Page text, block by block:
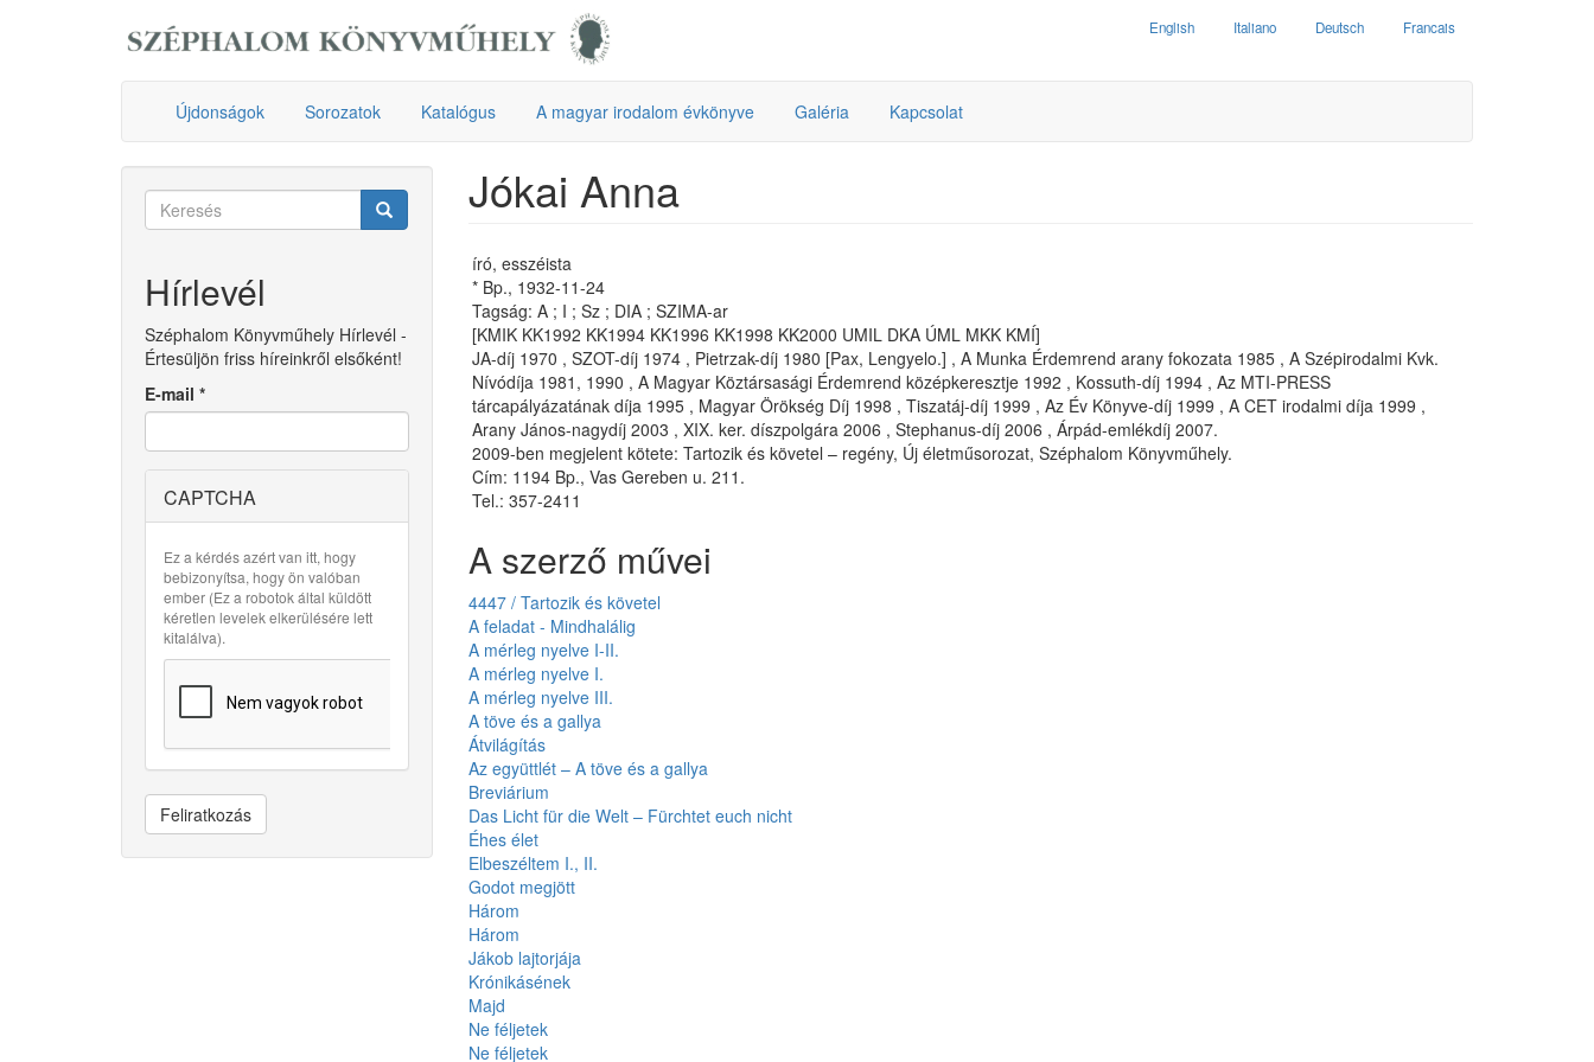
English Italiano Deutsch Francais
Újdonságok Sorozatok Katalógus A magyar irodalom évkönyve Galéria Kapcsolat
Keresés
Hírlevél
Széphalom Könyvműhely Hírlevél -
Értesüljön friss híreinkről elsőként!
E-mail *
CAPTCHA
Ez a kérdés azért van itt, hogy
bebizonyítsa, hogy ön valóban
ember (Ez a robotok által küldött
kéretlen levelek elkerülésére lett
kitalálva).
Feliratkozás
Jókai Anna
író, esszéista
* Bp., 1932-11-24
Tagság: A ; I ; Sz ; DIA ; SZIMA-ar
[KMIK KK1992 KK1994 KK1996 KK1998 KK2000 UMIL DKA ÚML MKK KMÍ]
JA-díj 1970 , SZOT-díj 1974 , Pietrzak-díj 1980 [Pax, Lengyelo.] , A Munka Érdemrend arany fokozata 1985 , A Szépirodalmi Kvk.
Nívódíja 1981, 1990 , A Magyar Köztársasági Érdemrend középkeresztje 1992 , Kossuth-díj 1994 , Az MTI-PRESS
tárcapályázatának díja 1995 , Magyar Örökség Díj 1998 , Tiszatáj-díj 1999 , Az Év Könyve-díj 1999 , A CET irodalmi díja 1999 ,
Arany János-nagydíj 2003 , XIX. ker. díszpolgára 2006 , Stephanus-díj 2006 , Árpád-emlékdíj 2007.
2009-ben megjelent kötete: Tartozik és követel – regény, Új életműsorozat, Széphalom Könyvműhely.
Cím: 1194 Bp., Vas Gereben u. 211.
Tel.: 357-2411
A szerző művei
4447 / Tartozik és követel
A feladat - Mindhalálig
A mérleg nyelve I-II.
A mérleg nyelve I.
A mérleg nyelve III.
A töve és a gallya
Átvilágítás
Az együttlét – A töve és a gallya
Breviárium
Das Licht für die Welt – Fürchtet euch nicht
Éhes élet
Elbeszéltem I., II.
Godot megjött
Három
Három
Jákob lajtorjája
Krónikásének
Majd
Ne féljetek
Ne féljetek